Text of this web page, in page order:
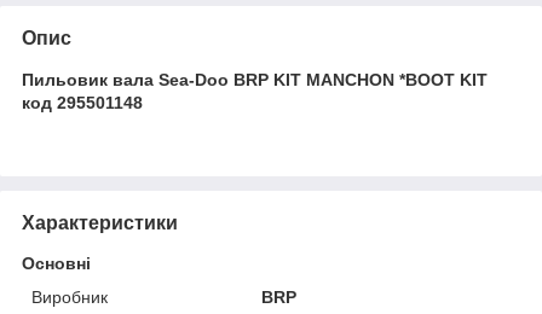
Опис
Пильовик вала Sea-Doo BRP KIT MANCHON *BOOT KIT
код 295501148
Характеристики
Основні
Виробник
BRP